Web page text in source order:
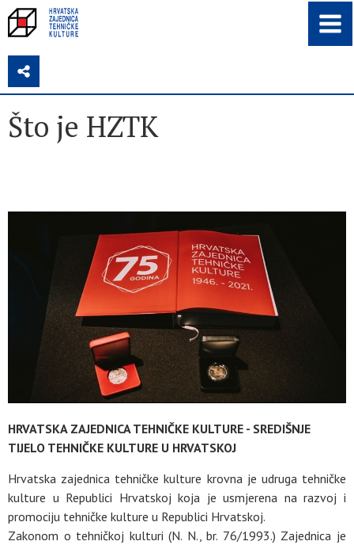
Z
Što je HZTK
HRVATSKA ZAJEDNICA TEHNIČKE KULTURE - SREDIŠNJE
TIJELO TEHNIČKE KULTURE U HRVATSKOJ
Hrvatska zajednica tehničke kulture krovna je udruga tehničke
kulture u Republici Hrvatskoj koja je usmjerena na razvoj i
promociju tehničke kulture u Republici Hrvatskoj.
Zakonom o tehničkoj kulturi (N. N., br. 76/1993.) Zajednica je